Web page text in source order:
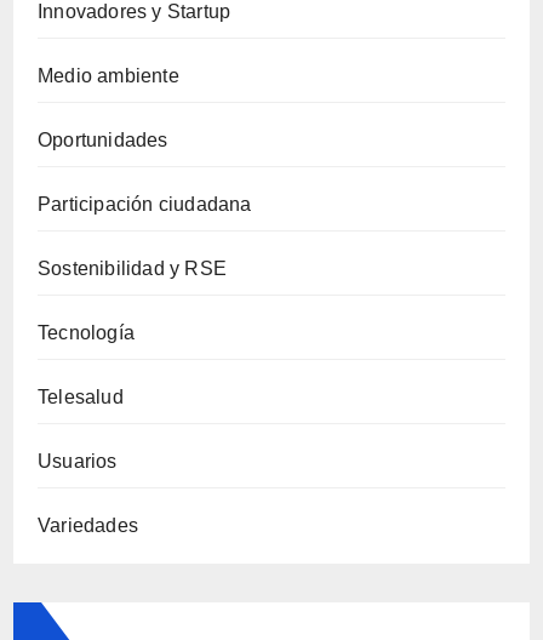
Innovadores y Startup
Medio ambiente
Oportunidades
Participación ciudadana
Sostenibilidad y RSE
Tecnología
Telesalud
Usuarios
Variedades